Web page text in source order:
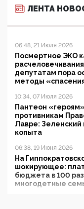
ЛЕНТА
06:48, 21 Июля 2026
Посмертное ЭКО
депутатам пора
методы
10:34, 07 Июля 2026
Пантеон
противникам
Лавре: Зеленский
копыта
06:38, 19 Июня 2026
На
шокирующее:
бюджета в 100
многодетные